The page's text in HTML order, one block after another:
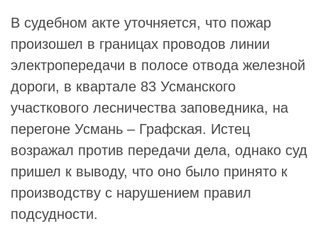
В судебном акте уточняется, что пожар
произошел в границах проводов линии
электропередачи в полосе отвода железной
дороги, в квартале 83 Усманского
участкового лесничества заповедника, на
перегоне Усмань – Графская. Истец
возражал против передачи дела, однако суд
пришел к выводу, что оно было принято к
производству с нарушением правил
подсудности.